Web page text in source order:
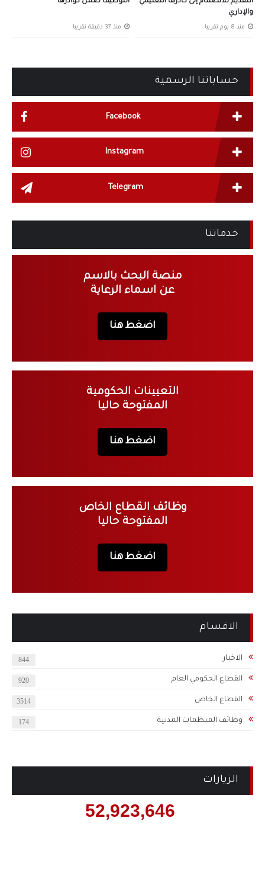
التقديم للانضمام إلى كادرها التعليمي
والإداري
منذ 8 يوم تقريبا
التوظيف ضمن كوادرها
منذ 37 دقيقة تقريبا
حساباتنا الرسمية
Facebook
Instagram
Telegram
خدماتنا
منصة البحث بالاسم
عن اسماء الرعاية
اضغط هنا
التعيينات الحكومية
المفتوحة حاليا
اضغط هنا
وظائف القطاع الخاص
المفتوحة حاليا
اضغط هنا
الاقسام
الاخبار 844
القطاع الحكومي العام 920
القطاع الخاص 3514
وظائف المنظمات المدنية 174
الزيارات
52,923,646